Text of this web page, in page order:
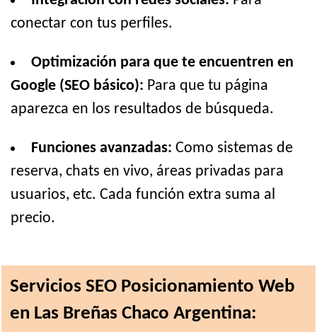
conectar con tus perfiles.
Optimización para que te encuentren en
Google (SEO básico): Para que tu página
aparezca en los resultados de búsqueda.
Funciones avanzadas: Como sistemas de
reserva, chats en vivo, áreas privadas para
usuarios, etc. Cada función extra suma al
precio.
Servicios SEO Posicionamiento Web
en Las Breñas Chaco Argentina: